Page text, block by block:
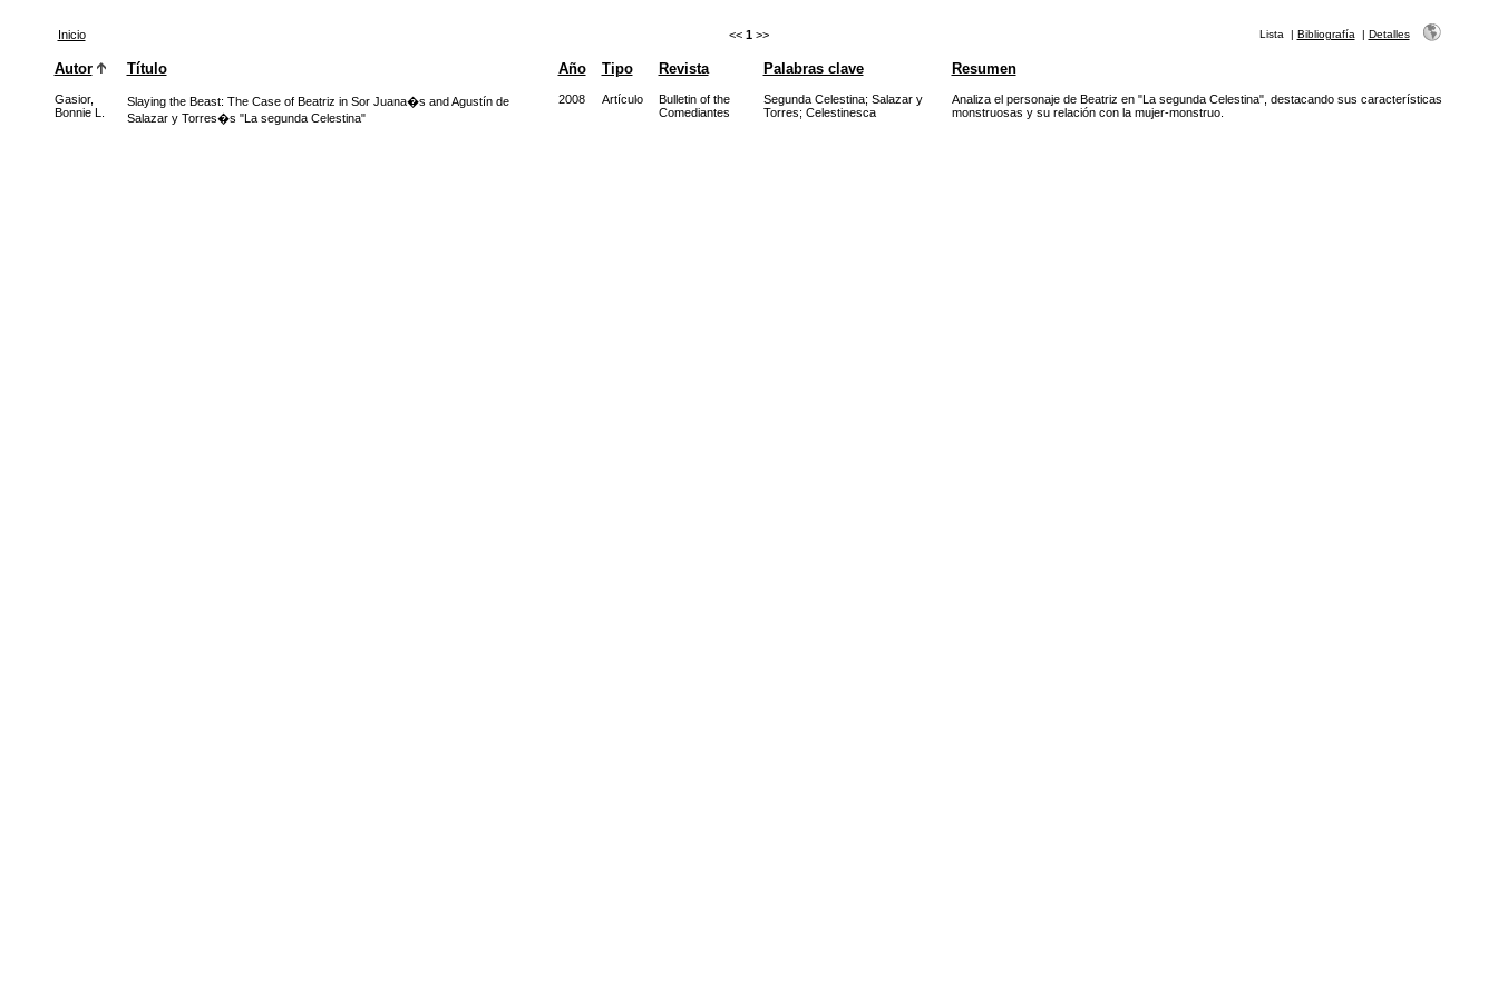
Inicio << 1 >> Lista | Bibliografía | Detalles
Autor Título Año Tipo Revista Palabras clave Resumen
Gasior,
Bonnie L.
Slaying the Beast: The Case of Beatriz in Sor Juana�s and Agustín de
Salazar y Torres�s "La segunda Celestina"
2008 Artículo
Bulletin of the
Comediantes
Segunda Celestina; Salazar y
Torres; Celestinesca
Analiza el personaje de Beatriz en "La segunda Celestina", destacando sus características
monstruosas y su relación con la mujer-monstruo.